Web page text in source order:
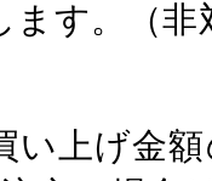
ます。（非
い上げ金